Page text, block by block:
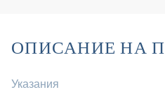
ОПИСАНИЕ НА
Указания